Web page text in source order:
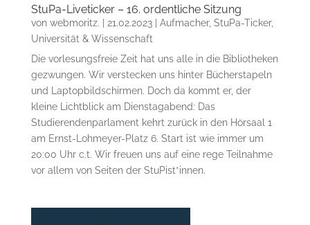
StuPa-Liveticker – 16. ordentliche Sitzung
von webmoritz. 21.02.2023| Aufmacher, StuPa-Ticker,
Universität & Wissenschaft
Die vorlesungsfreie Zeit hat uns alle in die Bibliotheken
gezwungen. Wir verstecken uns hinter Bücherstapeln
und Laptopbildschirmen. Doch da kommt er, der
kleine Lichtblick am Dienstagabend: Das
Studierendenparlament kehrt zurück in den Hörsaal 1
am Ernst-Lohmeyer-Platz 6. Start ist wie immer um
20:00 Uhr c.t. Wir freuen uns auf eine rege Teilnahme
vor allem von Seiten der StuPist*innen.